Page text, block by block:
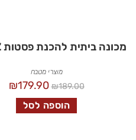
מכונה ביתית להכנת פסטות TOOLZ
מוצרי מטבח
₪189.00
₪179.90
הוספה לסל